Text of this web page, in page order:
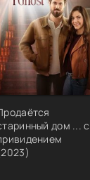
дом ... с